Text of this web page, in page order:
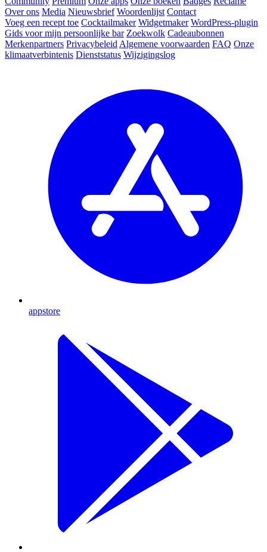
Over ons Media Nieuwsbrief Woordenlijst Contact
Voeg een recept toe Cocktailmaker Widgetmaker WordPress-plugin
Gids voor mijn persoonlijke bar Zoekwolk Cadeaubonnen
Merkenpartners Privacybeleid Algemene voorwaarden FAQ Onze
klimaatverbintenis Dienststatus Wijzigingslog
appstore